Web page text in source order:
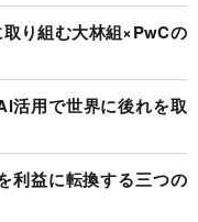
り組む大林組×PwCの
活用で世界に後れを取
利益に転換する三つの